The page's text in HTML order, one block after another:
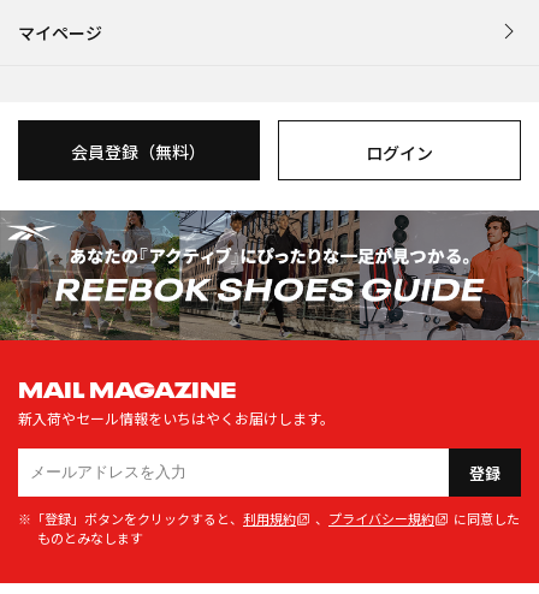
マイページ
会員登録（無料） ログイン
MAIL MAGAZINE
新入荷やセール情報をいちはやくお届けします。
登録
※「登録」ボタンをクリックすると、 利用規約 、 プライバシー規約
に同意した
ものとみなします